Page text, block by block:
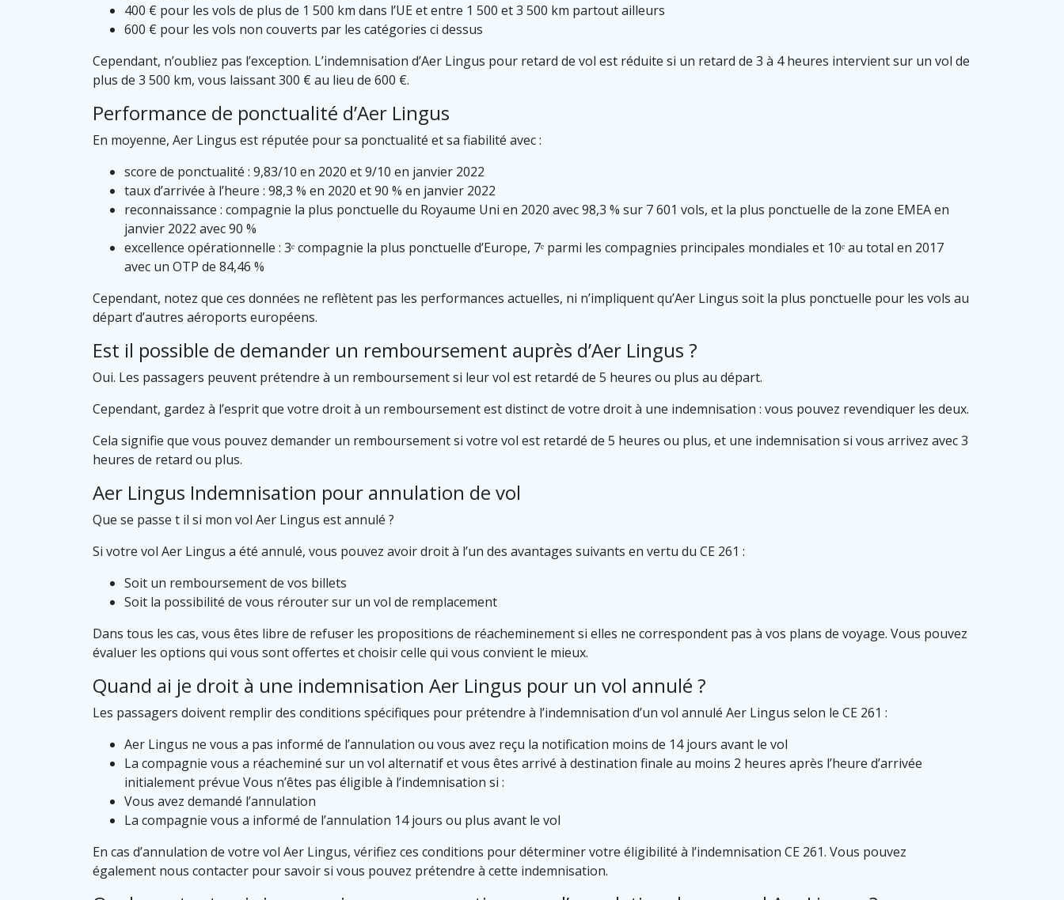
400 € pour les vols de plus de 1 500 km dans l’UE et entre 1 500 et 3 500 km partout ailleurs
600 € pour les vols non couverts par les catégories ci dessus
Cependant, n’oubliez pas l’exception. L’indemnisation d’Aer Lingus pour retard de vol est réduite si un retard de 3 à 4 heures intervient sur un vol de
plus de 3 500 km, vous laissant 300 € au lieu de 600 €.
Performance de ponctualité d’Aer Lingus
En moyenne, Aer Lingus est réputée pour sa ponctualité et sa fiabilité avec :
score de ponctualité : 9,83/10 en 2020 et 9/10 en janvier 2022
taux d’arrivée à l’heure : 98,3 % en 2020 et 90 % en janvier 2022
reconnaissance : compagnie la plus ponctuelle du Royaume Uni en 2020 avec 98,3 % sur 7 601 vols, et la plus ponctuelle de la zone EMEA en
janvier 2022 avec 90 %
excellence opérationnelle : 3ᵉ compagnie la plus ponctuelle d’Europe, 7ᵉ parmi les compagnies principales mondiales et 10ᵉ au total en 2017
avec un OTP de 84,46 %
Cependant, notez que ces données ne reflètent pas les performances actuelles, ni n’impliquent qu’Aer Lingus soit la plus ponctuelle pour les vols au
départ d’autres aéroports européens.
Est il possible de demander un remboursement auprès d’Aer Lingus ?
Oui. Les passagers peuvent prétendre à un remboursement si leur vol est retardé de 5 heures ou plus au départ.
Cependant, gardez à l’esprit que votre droit à un remboursement est distinct de votre droit à une indemnisation : vous pouvez revendiquer les deux.
Cela signifie que vous pouvez demander un remboursement si votre vol est retardé de 5 heures ou plus, et une indemnisation si vous arrivez avec 3
heures de retard ou plus.
Aer Lingus Indemnisation pour annulation de vol
Que se passe t il si mon vol Aer Lingus est annulé ?
Si votre vol Aer Lingus a été annulé, vous pouvez avoir droit à l’un des avantages suivants en vertu du CE 261 :
Soit un remboursement de vos billets
Soit la possibilité de vous rérouter sur un vol de remplacement
Dans tous les cas, vous êtes libre de refuser les propositions de réacheminement si elles ne correspondent pas à vos plans de voyage. Vous pouvez
évaluer les options qui vous sont offertes et choisir celle qui vous convient le mieux.
Quand ai je droit à une indemnisation Aer Lingus pour un vol annulé ?
Les passagers doivent remplir des conditions spécifiques pour prétendre à l’indemnisation d’un vol annulé Aer Lingus selon le CE 261 :
Aer Lingus ne vous a pas informé de l’annulation ou vous avez reçu la notification moins de 14 jours avant le vol
La compagnie vous a réacheminé sur un vol alternatif et vous êtes arrivé à destination finale au moins 2 heures après l’heure d’arrivée
initialement prévue Vous n’êtes pas éligible à l’indemnisation si :
Vous avez demandé l’annulation
La compagnie vous a informé de l’annulation 14 jours ou plus avant le vol
En cas d’annulation de votre vol Aer Lingus, vérifiez ces conditions pour déterminer votre éligibilité à l’indemnisation CE 261. Vous pouvez
également nous contacter pour savoir si vous pouvez prétendre à cette indemnisation.